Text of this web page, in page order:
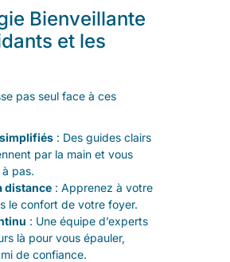
Bienveillante
et les
pas seul face à ces
: Des guides clairs
par la main et vous
pas.
distance : Apprenez à votre
le confort de votre foyer.
: Une équipe d’experts
là pour vous épauler,
de confiance.